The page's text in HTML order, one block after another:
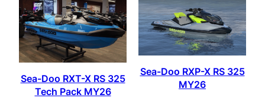
Sea-Doo RXT-X RS 325
Tech Pack MY26
Sea-Doo RXP-X RS 325
MY26